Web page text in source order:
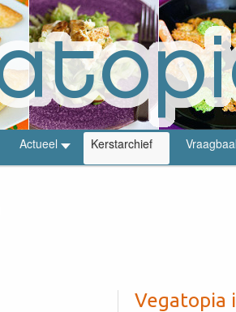
Actueel Kerstarchief
Vegatopia